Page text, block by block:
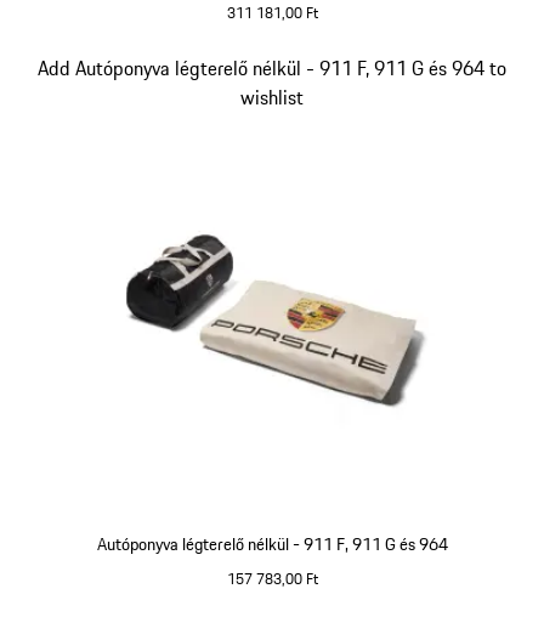
311 181,00 Ft
Autóponyva légterelő nélkül - 911 F, 911 G és 964
157 783,00 Ft
Add Autóponyva légterelő nélkül - 911 F, 911 G és 964 to
wishlist
Dia 3/5